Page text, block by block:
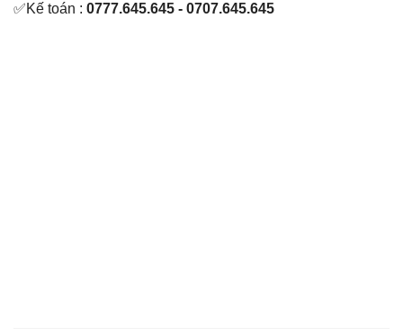
✅Kế toán : 0777.645.645 - 0707.645.645